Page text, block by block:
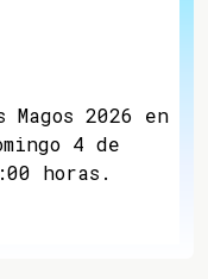
2026 en
4 de
horas.